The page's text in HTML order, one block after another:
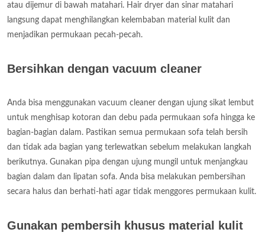
atau dijemur di bawah matahari. Hair dryer dan sinar matahari
langsung dapat menghilangkan kelembaban material kulit dan
menjadikan permukaan pecah-pecah.
Bersihkan dengan vacuum cleaner
Anda bisa menggunakan vacuum cleaner dengan ujung sikat lembut
untuk menghisap kotoran dan debu pada permukaan sofa hingga ke
bagian-bagian dalam. Pastikan semua permukaan sofa telah bersih
dan tidak ada bagian yang terlewatkan sebelum melakukan langkah
berikutnya. Gunakan pipa dengan ujung mungil untuk menjangkau
bagian dalam dan lipatan sofa. Anda bisa melakukan pembersihan
secara halus dan berhati-hati agar tidak menggores permukaan kulit.
Gunakan pembersih khusus material kulit